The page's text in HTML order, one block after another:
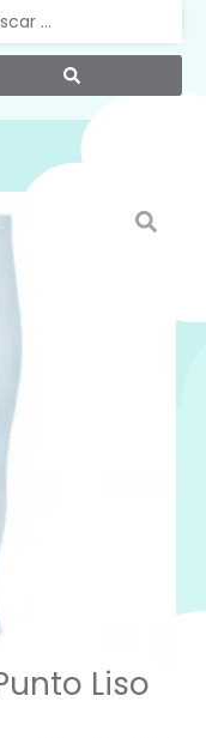
Liso